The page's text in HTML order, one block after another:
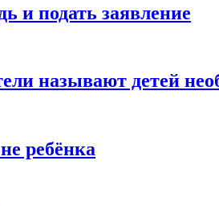
и подать заявление
называют детей
ребёнка